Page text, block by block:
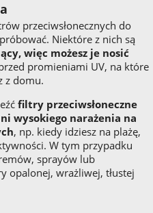
przeciwsłonecznych do
Niektóre z nich są
więc możesz je nosić
promieniami UV, na które
z domu.
filtry przeciwsłoneczne
wysokiego narażenia na
, np. kiedy idziesz na plażę,
W tym przypadku
sprayów lub
opalonej, wrażliwej, tłustej